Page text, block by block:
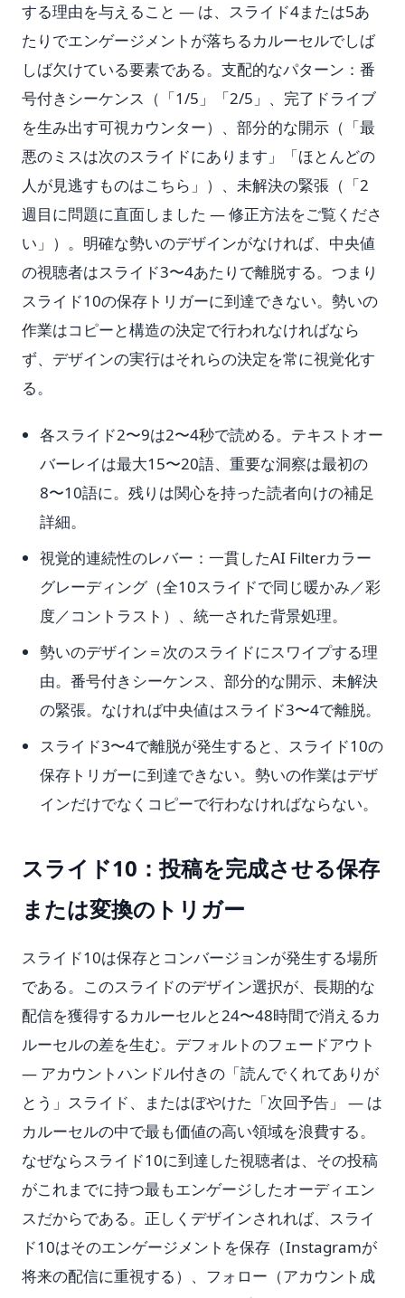
する理由を与えること — は、スライド4または5あ
たりでエンゲージメントが落ちるカルーセルでしば
しば欠けている要素である。支配的なパターン：番
号付きシーケンス（「1/5」「2/5」、完了ドライブ
を生み出す可視カウンター）、部分的な開示（「最
悪のミスは次のスライドにあります」「ほとんどの
人が見逃すものはこちら」）、未解決の緊張（「2
週目に問題に直面しました — 修正方法をご覧くださ
い」）。明確な勢いのデザインがなければ、中央値
の視聴者はスライド3〜4あたりで離脱する。つまり
スライド10の保存トリガーに到達できない。勢いの
作業はコピーと構造の決定で行われなければなら
ず、デザインの実行はそれらの決定を常に視覚化す
る。
各スライド2〜9は2〜4秒で読める。テキストオー
バーレイは最大15〜20語、重要な洞察は最初の
8〜10語に。残りは関心を持った読者向けの補足
詳細。
視覚的連続性のレバー：一貫したAI Filterカラー
グレーディング（全10スライドで同じ暖かみ／彩
度／コントラスト）、統一された背景処理。
勢いのデザイン＝次のスライドにスワイプする理
由。番号付きシーケンス、部分的な開示、未解決
の緊張。なければ中央値はスライド3〜4で離脱。
スライド3〜4で離脱が発生すると、スライド10の
保存トリガーに到達できない。勢いの作業はデザ
インだけでなくコピーで行わなければならない。
スライド10：投稿を完成させる保存
または変換のトリガー
スライド10は保存とコンバージョンが発生する場所
である。このスライドのデザイン選択が、長期的な
配信を獲得するカルーセルと24〜48時間で消えるカ
ルーセルの差を生む。デフォルトのフェードアウト
— アカウントハンドル付きの「読んでくれてありが
とう」スライド、またはぼやけた「次回予告」 — は
カルーセルの中で最も価値の高い領域を浪費する。
なぜならスライド10に到達した視聴者は、その投稿
がこれまでに持つ最もエンゲージしたオーディエン
スだからである。正しくデザインされれば、スライ
ド10はそのエンゲージメントを保存（Instagramが
将来の配信に重視する）、フォロー（アカウント成